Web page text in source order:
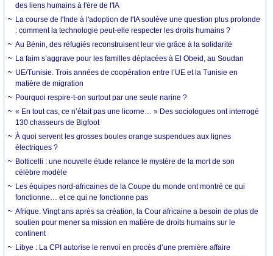
des liens humains à l'ère de l'IA
La course de l'Inde à l'adoption de l'IA soulève une question plus profonde
: comment la technologie peut-elle respecter les droits humains ?
Au Bénin, des réfugiés reconstruisent leur vie grâce à la solidarité
La faim s’aggrave pour les familles déplacées à El Obeid, au Soudan
UE/Tunisie. Trois années de coopération entre l’UE et la Tunisie en
matière de migration
Pourquoi respire-t-on surtout par une seule narine ?
« En tout cas, ce n’était pas une licorne… » Des sociologues ont interrogé
130 chasseurs de Bigfoot
À quoi servent les grosses boules orange suspendues aux lignes
électriques ?
Botticelli : une nouvelle étude relance le mystère de la mort de son
célèbre modèle
Les équipes nord-africaines de la Coupe du monde ont montré ce qui
fonctionne… et ce qui ne fonctionne pas
Afrique. Vingt ans après sa création, la Cour africaine a besoin de plus de
soutien pour mener sa mission en matière de droits humains sur le
continent
Libye : La CPI autorise le renvoi en procès d’une première affaire